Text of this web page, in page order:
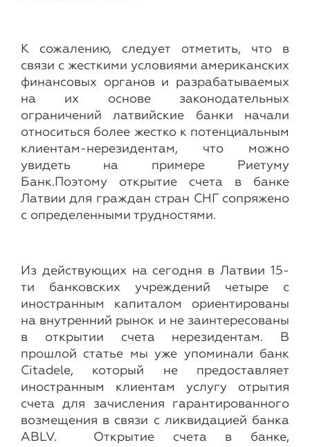
К сожалению, следует отметить, что в
связи с жесткими условиями американских
финансовых органов и разрабатываемых
на их основе законодательных
ограничений латвийские банки начали
относиться более жестко к потенциальным
клиентам-нерезидентам, что можно
увидеть на примере Риетуму
Банк.Поэтому открытие счета в банке
Латвии для граждан стран СНГ сопряжено
с определенными трудностями.
Из действующих на сегодня в Латвии 15-
ти банковских учреждений четыре с
иностранным капиталом ориентированы
на внутренний рынок и не заинтересованы
в открытии счета нерезидентам. В
прошлой статье мы уже упоминали банк
Citadele, который не предоставляет
иностранным клиентам услугу отрытия
счета для зачисления гарантированного
возмещения в связи с ликвидацией банка
ABLV. Открытие счета в банке,